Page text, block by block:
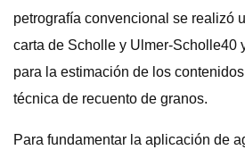
petrografía convencional se realizó
carta de Scholle y Ulmer-Scholle40
para la estimación de los
técnica de recuento de granos.
Para fundamentar la aplicación de